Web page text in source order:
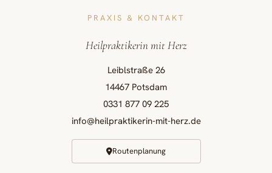
PRAXIS & KONTAKT
Heilpraktikerin mit Herz
Leiblstraße 26
14467 Potsdam
0331 877 09 225
info@heilpraktikerin-mit-herz.de
Routenplanung